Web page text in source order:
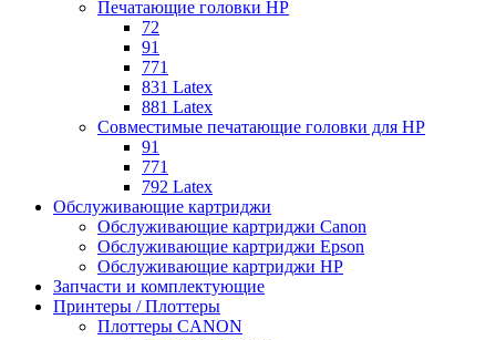
Печатающие головки HP
72
91
771
831 Latex
881 Latex
Совместимые печатающие головки для HP
91
771
792 Latex
Обслуживающие картриджи
Обслуживающие картриджи Canon
Обслуживающие картриджи Epson
Обслуживающие картриджи HP
Запчасти и комплектующие
Принтеры / Плоттеры
Плоттеры CANON